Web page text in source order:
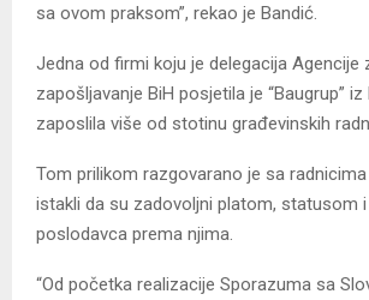
sa ovom praksom”, rekao je Bandić.
Jedna od firmi koju je delegacija Agencije
zapošljavanje BiH posjetila je “Baugrup”
zaposlila više od stotinu građevinskih
Tom prilikom razgovarano je sa
istakli da su zadovoljni platom, statusom
poslodavca prema njima.
“Od početka realizacije Sporazuma sa